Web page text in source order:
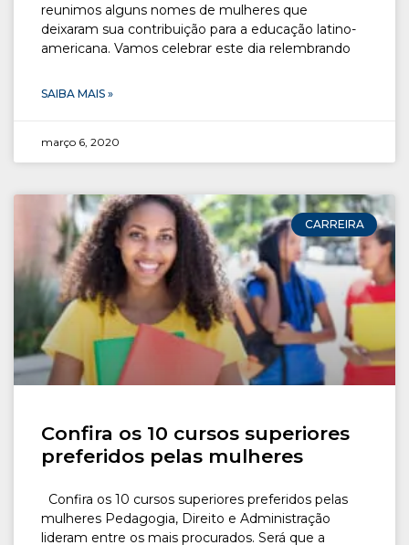
reunimos alguns nomes de mulheres que
deixaram sua contribuição para a educação latino-
americana. Vamos celebrar este dia relembrando
SAIBA MAIS »
março 6, 2020
CARREIRA
Confira os 10 cursos superiores
preferidos pelas mulheres
Confira os 10 cursos superiores preferidos pelas
mulheres Pedagogia, Direito e Administração
lideram entre os mais procurados. Será que a